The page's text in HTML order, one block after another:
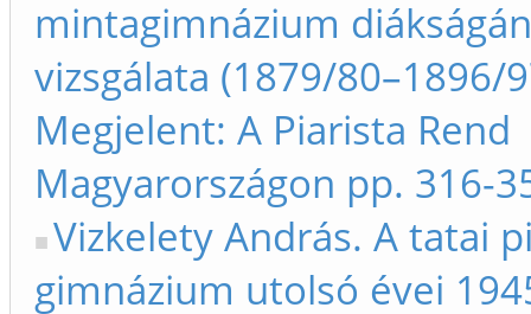
mintagimnázium
vizsgálata (1879/80–1896/
Megjelent: A Piarista Rend
Magyarországon pp. 316-
Vizkelety András. A tatai
gimnázium utolsó évei